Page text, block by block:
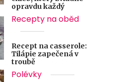
opravdu každý
Recepty na oběd
Recept na casserole:
Tilápie zapečená v
troubě
Polévky